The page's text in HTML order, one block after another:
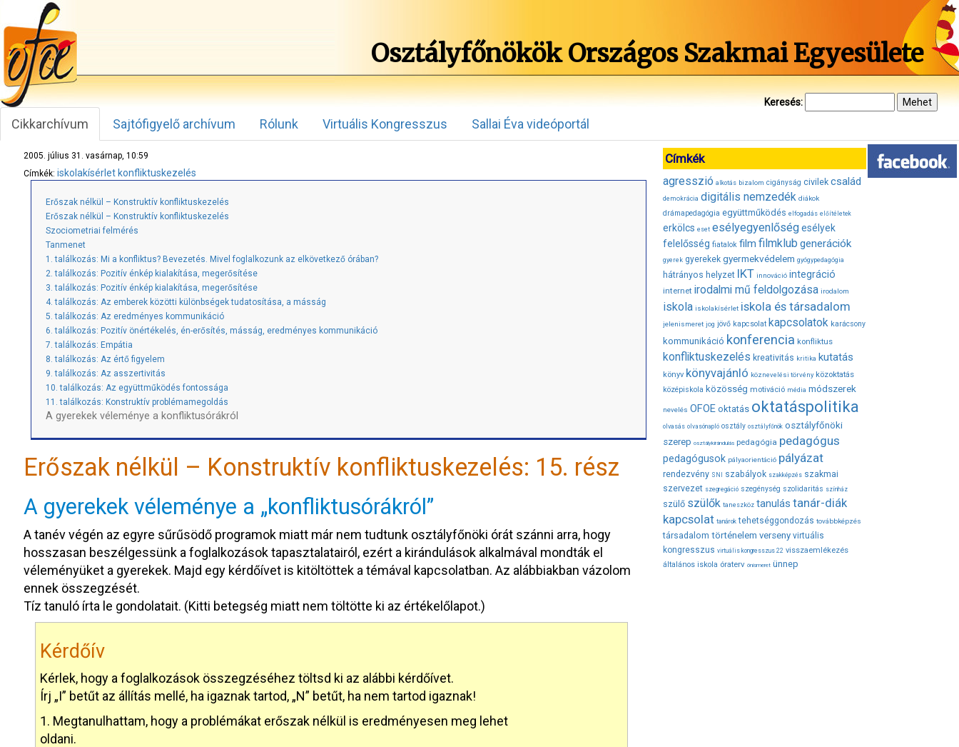
Osztályfőnökök Országos Szakmai Egyesülete
Keresés:
Cikkarchívum Sajtófigyelő archívum Rólunk Virtuális Kongresszus Sallai Éva videóportál
2005. július 31. vasárnap, 10:59
Címkék: iskolakísérlet konfliktuskezelés
Erőszak nélkül – Konstruktív konfliktuskezelés
Erőszak nélkül – Konstruktív konfliktuskezelés
Szociometriai felmérés
Tanmenet
1. találkozás: Mi a konfliktus? Bevezetés. Mivel foglalkozunk az elkövetkező órában?
2. találkozás: Pozitív énkép kialakítása, megerősítése
3. találkozás: Pozitív énkép kialakítása, megerősítése
4. találkozás: Az emberek közötti különbségek tudatosítása, a másság
5. találkozás: Az eredményes kommunikáció
6. találkozás: Pozitív önértékelés, én-erősítés, másság, eredményes kommunikáció
7. találkozás: Empátia
8. találkozás: Az értő figyelem
9. találkozás: Az asszertivitás
10. találkozás: Az együttműködés fontossága
11. találkozás: Konstruktív problémamegoldás
A gyerekek véleménye a konfliktusórákról
Erőszak nélkül – Konstruktív konfliktuskezelés: 15. rész
A gyerekek véleménye a „konfliktusórákról”
A tanév végén az egyre sűrűsödő programok miatt már nem tudtunk osztályfőnöki órát szánni arra, hogy
hosszasan beszélgessünk a foglalkozások tapasztalatairól, ezért a kirándulások alkalmával mondták el
véleményüket a gyerekek. Majd egy kérdőívet is kitöltöttek a témával kapcsolatban. Az alábbiakban vázolom
ennek összegzését.
Tíz tanuló írta le gondolatait. (Kitti betegség miatt nem töltötte ki az értékelőlapot.)
Kérdőív
Kérlek, hogy a foglalkozások összegzéséhez töltsd ki az alábbi kérdőívet.
Írj „I” betűt az állítás mellé, ha igaznak tartod, „N” betűt, ha nem tartod igaznak!
1. Megtanulhattam, hogy a problémákat erőszak nélkül is eredményesen meg lehet
oldani.
Címkék
agresszió alkotás bizalom cigányság civilek család
demokrácia digitális nemzedék diákok
drámapedagógia együttműködés elfogadás előítéletek
erkölcs eset esélyegyenlőségesélyek
felelősség fiatalok film filmklub generációk
gyerek gyerekek gyermekvédelem gyógypedagógia
hátrányos helyzet IKT innováció integráció
internet irodalmi mű feldolgozása irodalom
iskola iskolakísérlet iskola és társadalom
jelenismeret jog jövő kapcsolat kapcsolatok karácsony
kommunikáció konferencia konfliktus
konfliktuskezelés kreativitás kritika kutatás
könyv könyvajánló köznevelési törvény közoktatás
középiskola közösség motiváció média módszerek
nevelés OFOE oktatás oktatáspolitika
olvasás olvasónapló osztály osztályfőnök osztályfőnöki
szerep osztálykirándulás pedagógia pedagógus
pedagógusok pályaorientáció pályázat
rendezvény SNI szabályok szakképzés szakmai
szervezet szegregáció szegénység szolidaritás színház
szülő szülők taneszköz tanulás tanár-diák
kapcsolat tanárok tehetséggondozás továbbképzés
társadalom történelem verseny virtuális
kongresszus virtuális kongresszus 22 visszaemlékezés
általános iskola óraterv önismeret ünnep